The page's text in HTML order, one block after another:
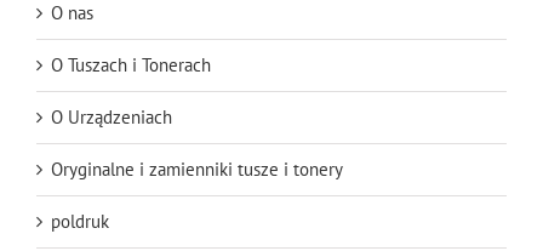
O nas
O Tuszach i Tonerach
O Urządzeniach
Oryginalne i zamienniki tusze i tonery
poldruk